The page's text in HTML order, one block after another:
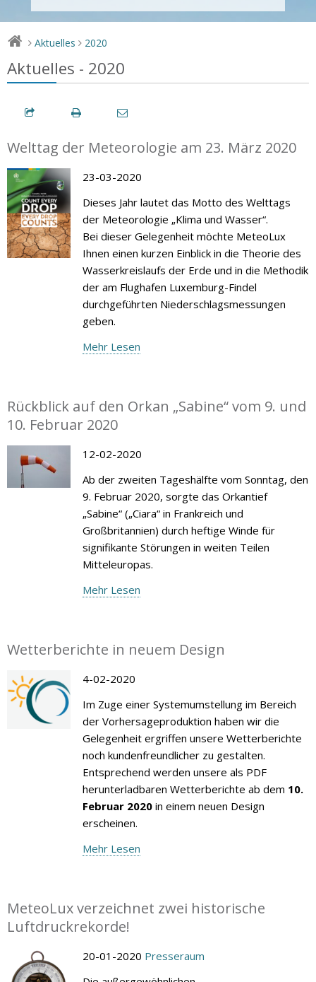
> Aktuelles > 2020
Aktuelles - 2020
Welttag der Meteorologie am 23. März 2020
23-03-2020
Dieses Jahr lautet das Motto des Welttags
der Meteorologie „Klima und Wasser“.
Bei dieser Gelegenheit möchte MeteoLux
Ihnen einen kurzen Einblick in die Theorie des
Wasserkreislaufs der Erde und in die Methodik
der am Flughafen Luxemburg-Findel
durchgeführten Niederschlagsmessungen
geben.
Mehr Lesen
Rückblick auf den Orkan „Sabine“ vom 9. und
10. Februar 2020
12-02-2020
Ab der zweiten Tageshälfte vom Sonntag, den
9. Februar 2020, sorgte das Orkantief
„Sabine“ („Ciara“ in Frankreich und
Großbritannien) durch heftige Winde für
signifikante Störungen in weiten Teilen
Mitteleuropas.
Mehr Lesen
Wetterberichte in neuem Design
4-02-2020
Im Zuge einer Systemumstellung im Bereich
der Vorhersageproduktion haben wir die
Gelegenheit ergriffen unsere Wetterberichte
noch kundenfreundlicher zu gestalten.
Entsprechend werden unsere als PDF
herunterladbaren Wetterberichte ab dem 10.
Februar 2020in einem neuen Design
erscheinen.
Mehr Lesen
MeteoLux verzeichnet zwei historische
Luftdruckrekorde!
20-01-2020 Presseraum